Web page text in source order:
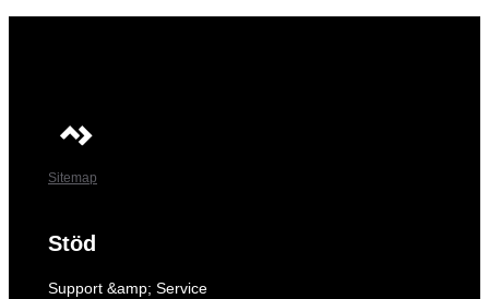
Sitemap
Stöd
Support &amp; Service